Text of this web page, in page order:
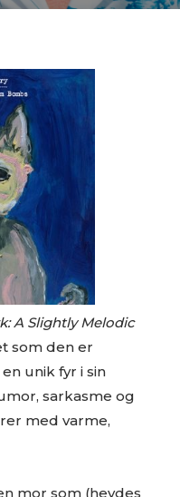
A Slightly Melodic
som den er
unik fyr i sin
sarkasme og
med varme,
mor som (hevdes